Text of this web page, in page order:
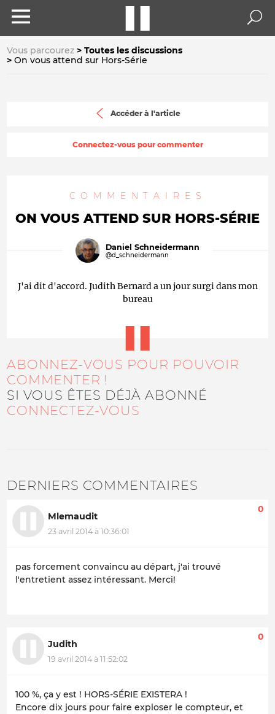
Vous parcourez
Toutes les discussions
On vous attend sur Hors-Série
Accéder à l'article
Connectez-vous pour commenter
COMMENTAIRES
ON VOUS ATTEND SUR HORS-SÉRIE
Daniel Schneidermann
@d_schneidermann
J'ai dit d'accord. Judith Bernard a un jour surgi dans mon
bureau
ABONNEZ-VOUS POUR POUVOIR
COMMENTER !
SI VOUS ÊTES DÉJÀ ABONNÉ
CONNECTEZ-VOUS
DERNIERS COMMENTAIRES
Mlemaudit
23 avril 2014 à 10:36:01
0
pas forcement convaincu au départ, j'ai trouvé
l'entretient assez intéressant. Merci!
Judith
19 avril 2014 à 11:52:02
0
100 %, ça y est ! HORS-SÉRIE EXISTERA !
Encore dix jours pour faire exploser le compteur, et